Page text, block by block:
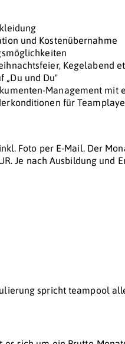
und Kostenübernahme
Kegelabend
„Du und Du"
Management mit
für
Foto per E-Mail. Der
Je nach Ausbildung und
spricht teampool